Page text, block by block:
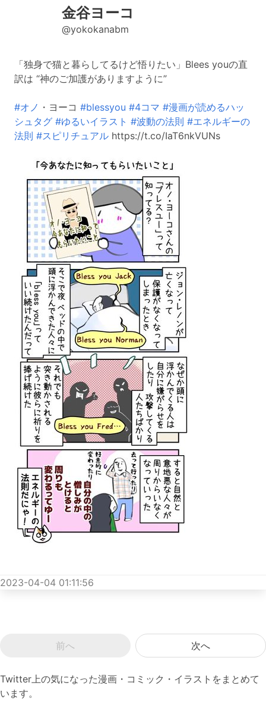
金谷ヨーコ
@yokokanabm
「独身で猫と暮らしてるけど悟りたい」Blees youの直
訳は “神のご加護がありますように”
#オノ ・ヨーコ #blessyou #4コマ #漫画が読めるハッ
シュタグ #ゆるいイラスト #波動の法則 #エネルギーの
法則 #スピリチュアル https://t.co/IaT6nkVUNs
2023-04-04 01:11:56
前へ 次へ
Twitter上の気になった漫画・コミック・イラストをまとめて
います。